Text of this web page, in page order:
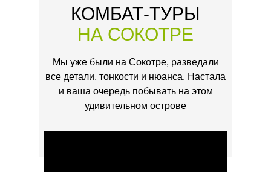
КОМБАТ-ТУРЫ
НА СОКОТРЕ
Мы уже были на Сокотре, разведали
все детали, тонкости и нюанса. Настала
и ваша очередь побывать на этом
удивительном острове